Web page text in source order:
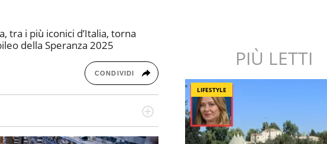
tra i più iconici d’Italia, torna
della Speranza 2025
CONDIVIDI
in storytelling di viaggi,
creativa.
PIÙ LETTI
LIFESTYLE